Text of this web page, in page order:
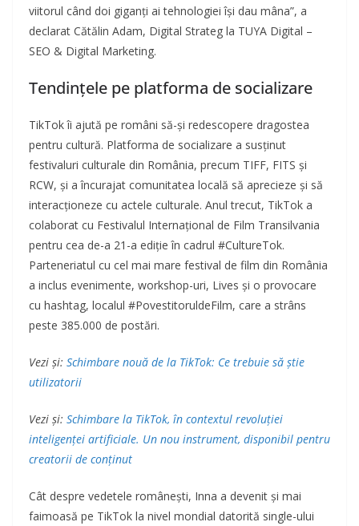
viitorul când doi giganți ai tehnologiei își dau mâna”, a
declarat Cătălin Adam, Digital Strateg la TUYA Digital –
SEO & Digital Marketing.
Tendințele pe platforma de socializare
TikTok îi ajută pe români să-și redescopere dragostea
pentru cultură. Platforma de socializare a susținut
festivaluri culturale din România, precum TIFF, FITS și
RCW, și a încurajat comunitatea locală să aprecieze și să
interacționeze cu actele culturale. Anul trecut, TikTok a
colaborat cu Festivalul Internațional de Film Transilvania
pentru cea de-a 21-a ediție în cadrul #CultureTok.
Parteneriatul cu cel mai mare festival de film din România
a inclus evenimente, workshop-uri, Lives și o provocare
cu hashtag, localul #PovestitoruldeFilm, care a strâns
peste 385.000 de postări.
Vezi și: Schimbare nouă de la TikTok: Ce trebuie să știe
utilizatorii
Vezi și: Schimbare la TikTok, în contextul revoluției
inteligenței artificiale. Un nou instrument, disponibil pentru
creatorii de conținut
Cât despre vedetele românești, Inna a devenit și mai
faimoasă pe TikTok la nivel mondial datorită single-ului